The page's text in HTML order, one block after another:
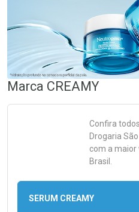
Marca CREAMY
Confira
Drogaria
com a maior
Brasil.
SERUM CREAMY